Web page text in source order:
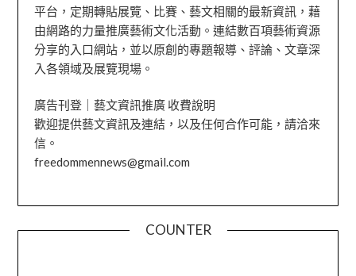
平台，定期轉貼展覽、比賽、藝文相關的最新資訊，藉
由網路的力量推廣藝術文化活動。連結數百項藝術資源
分享的入口網站，並以原創的專題報導、評論、文章深
入各領域及展覽現場。
廣告刊登｜藝文資訊推廣 收費說明
歡迎提供藝文資訊及連結，以及任何合作可能，請洽來
信。
freedommennews@gmail.com
COUNTER